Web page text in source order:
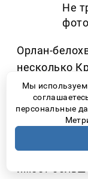
Не
Орлан-
несколько
пар этих
где они
Мы
персональные